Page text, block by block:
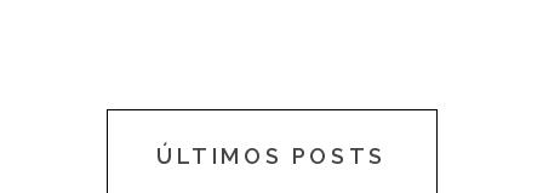
ÚLTIMOS POSTS